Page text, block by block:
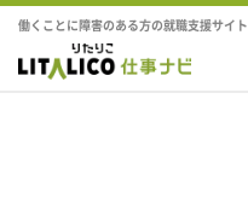
働くことに障害のある方の就職支援サイト